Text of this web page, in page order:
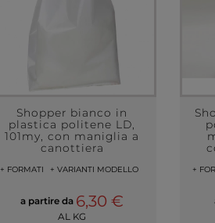
Shopper bianco in
plastica politene LD,
101my, con maniglia a
canottiera
+ FORMATI + VARIANTI MODELLO
a partire da 6,30 €
AL KG
+